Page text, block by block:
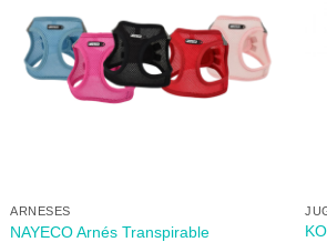
Añadir
a mi
lista de
los
deseos
ARNESES
NAYECO Arnés Transpirable